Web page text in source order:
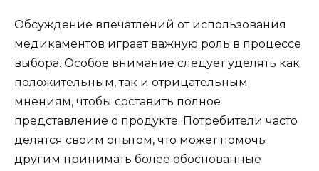
Обсуждение впечатлений от использования
медикаментов играет важную роль в процессе
выбора. Особое внимание следует уделять как
положительным, так и отрицательным
мнениям, чтобы составить полное
представление о продукте. Потребители часто
делятся своим опытом, что может помочь
другим принимать более обоснованные